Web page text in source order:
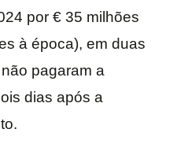
por € 35 milhões
à época), em duas
pagaram a
dias após a